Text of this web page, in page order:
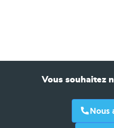
Vous souhaitez
Nous